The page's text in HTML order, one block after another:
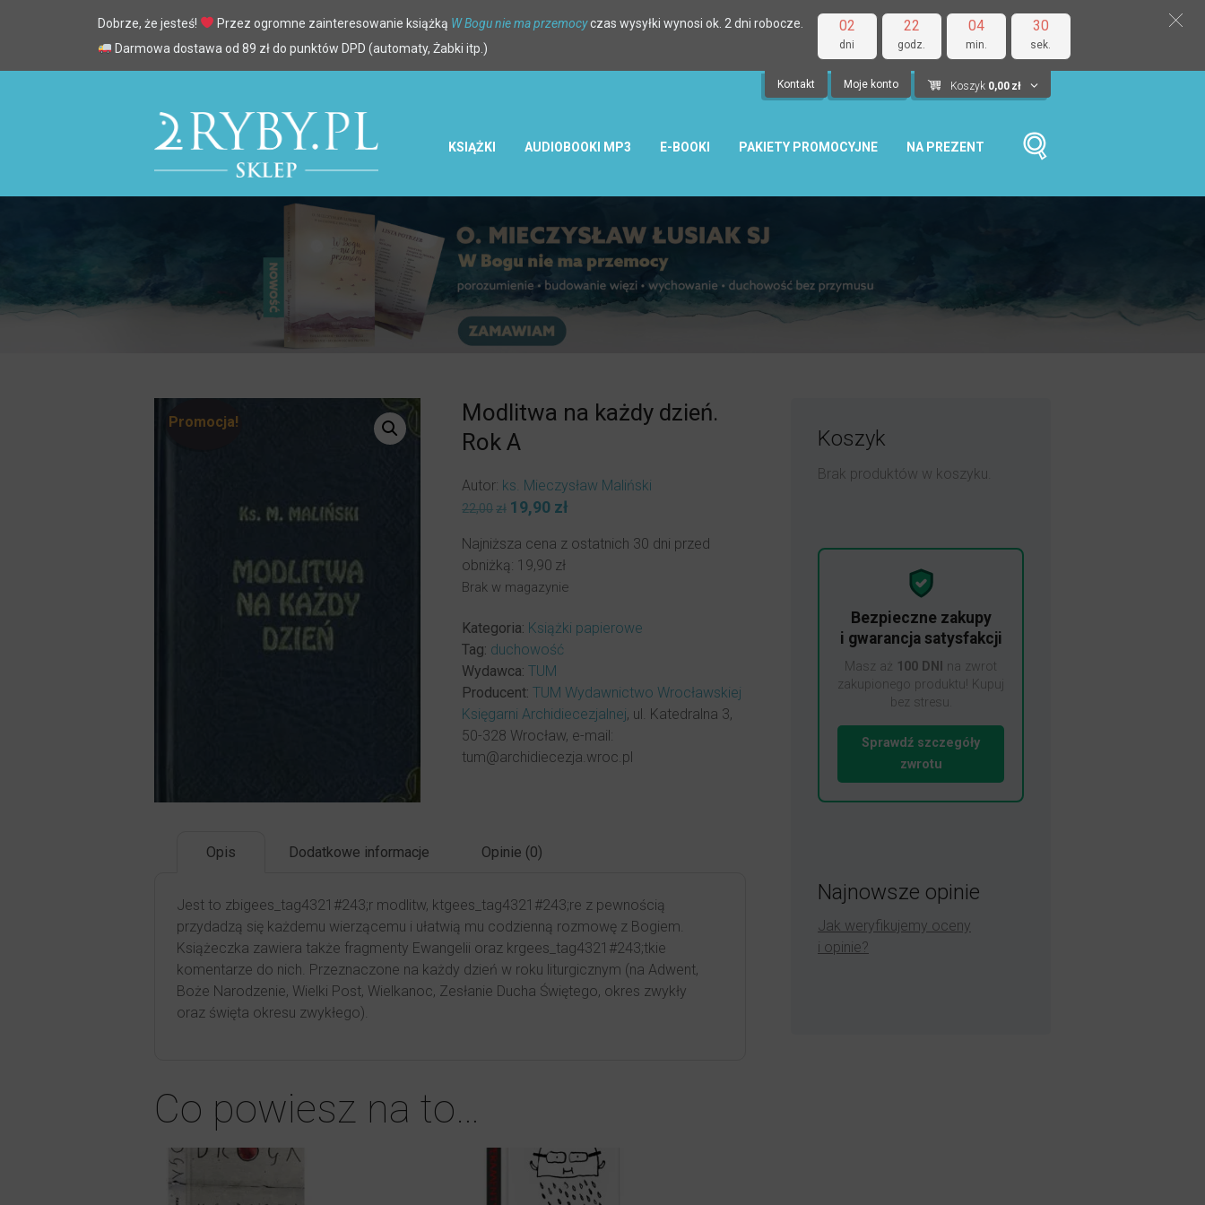
02
dni
22
godz.
04
min.
29
sek.
Dobrze, że jesteś! Przez ogromne zainteresowanie książką W Bogu nie ma przemocyczas wysyłki wynosi ok. 2 dni robocze.
Darmowa dostawa od 89 zł do punktów DPD (automaty, Żabki itp.)
Kontakt Moje konto Koszyk 0,00 zł
KSIĄŻKI AUDIOBOOKI MP3 E-BOOKI PAKIETY PROMOCYJNE NA PREZENT
Promocja!
Modlitwa na każdy dzień.
Rok A
Autor: ks. Mieczysław Maliński
22,00zł Pierwotna
wynosiła:
22,00zł.
19,90 złAktualna
wynosi:
Najniższa cena z ostatnich 30 dni przed
obniżką: 19,90 zł
Brak w magazynie
Kategoria: Książki papierowe
Tag: duchowość
Wydawca:TUM
Producent:TUM Wydawnictwo Wrocławskiej
Księgarni Archidiecezjalnej, ul. Katedralna 3,
50-328 Wrocław, e-mail:
tum@archidiecezja.wroc.pl
Opis Dodatkowe informacje Opinie (0)
Jest to zbigees_tag4321#243;r modlitw, ktgees_tag4321#243;re z pewnością
przydadzą się każdemu wierzącemu i ułatwią mu codzienną rozmowę z Bogiem.
Książeczka zawiera także fragmenty Ewangelii oraz krgees_tag4321#243;tkie
komentarze do nich. Przeznaczone na każdy dzień w roku liturgicznym (na Adwent,
Boże Narodzenie, Wielki Post, Wielkanoc, Zesłanie Ducha Świętego, okres zwykły
oraz święta okresu zwykłego).
Co powiesz na to…
Koszyk
Brak produktów w koszyku.
Bezpieczne zakupy
i gwarancja satysfakcji
Masz aż 100 DNI
na zwrot
zakupionego produktu! Kupuj
bez stresu.
Sprawdź szczegóły
zwrotu
Najnowsze opinie
Jak weryfikujemy oceny
i opinie?